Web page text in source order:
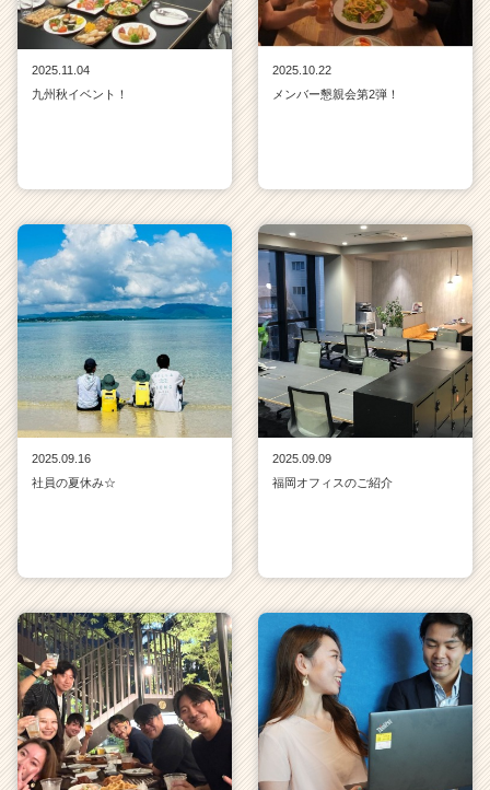
2025.11.04
九州秋イベント！
2025.10.22
メンバー懇親会第2弾！
2025.09.16
社員の夏休み☆
2025.09.09
福岡オフィスのご紹介